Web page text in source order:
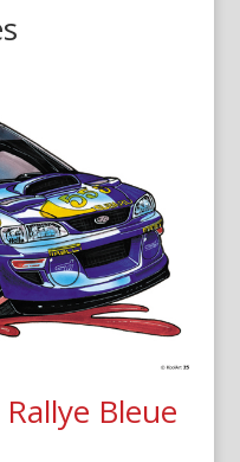
Bleue